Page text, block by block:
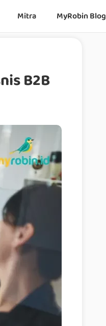
Mitra MyRobin Blog
B2B